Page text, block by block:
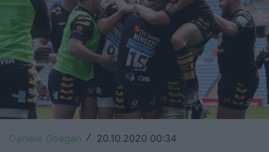
Internazionale
6 Nazioni
United Rugby Championship
Top14
Premiership
Daniele Goegan / 20.10.2020 00:34